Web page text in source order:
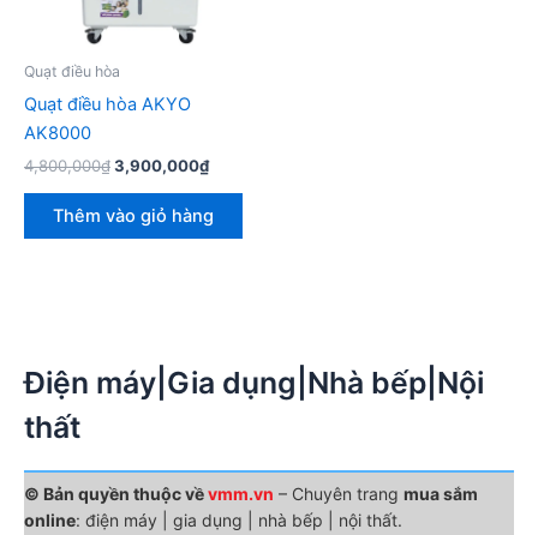
Quạt điều hòa
Quạt điều hòa AKYO
AK8000
4,800,000₫Giá
là:
4,800,000₫.
3,900,000₫Giá
là:
Thêm vào giỏ hàng
Điện máy|Gia dụng|Nhà bếp|Nội
thất
© Bản quyền thuộc vềvmm.vn – Chuyên trang mua sắm
online: điện máy | gia dụng | nhà bếp | nội thất.